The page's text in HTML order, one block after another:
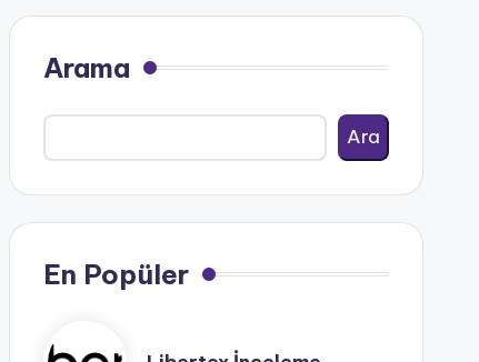
Arama
Ara
En Popüler